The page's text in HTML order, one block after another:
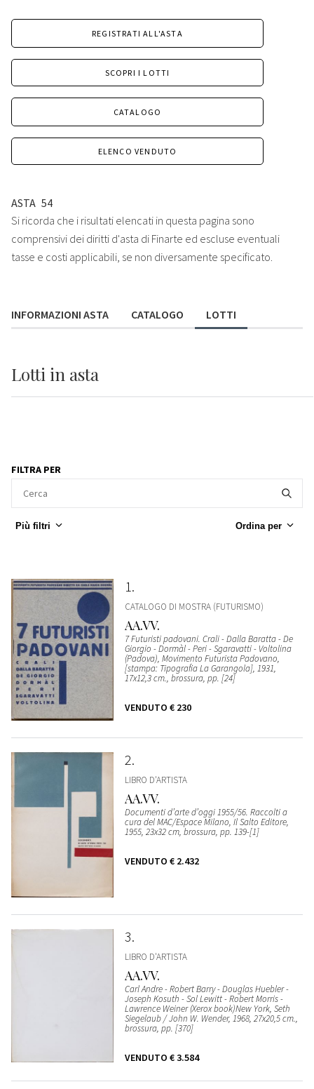
REGISTRATI ALL'ASTA
SCOPRI I LOTTI
CATALOGO
ELENCO VENDUTO
ASTA 54
Si ricorda che i risultati elencati in questa pagina sono
comprensivi dei diritti d'asta di Finarte ed escluse eventuali
tasse e costi applicabili, se non diversamente specificato.
INFORMAZIONI ASTA CATALOGO LOTTI
Lotti in asta
FILTRA PER
Più filtri Ordina per
1
CATALOGO DI MOSTRA (FUTURISMO)
AA.VV.
7 Futuristi padovani. Crali - Dalla Baratta - De
Giorgio - Dormàl - Peri - Sgaravatti - Voltolina
(Padova), Movimento Futurista Padovano,
[stampa: Tipografia La Garangola], 1931,
17x12,3 cm., brossura, pp. [24]
VENDUTO € 230
2
LIBRO D'ARTISTA
AA.VV.
Documenti d’arte d’oggi 1955/56. Raccolti a
cura del MAC/Espace Milano, Il Salto Editore,
1955, 23x32 cm, brossura, pp. 139-[1]
VENDUTO € 2.432
3
LIBRO D'ARTISTA
AA.VV.
Carl Andre - Robert Barry - Douglas Huebler -
Joseph Kosuth - Sol Lewitt - Robert Morris -
Lawrence Weiner (Xerox book)New York, Seth
Siegelaub / John W. Wender, 1968, 27x20,5 cm.,
brossura, pp. [370]
VENDUTO € 3.584